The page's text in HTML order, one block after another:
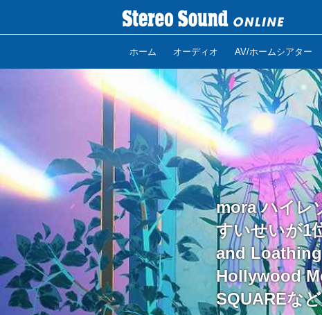
ホーム オーディオ AV/ホームシアター
mora ハイレ
すいせいが1
and Loathing
Hollywood
SQUAREな